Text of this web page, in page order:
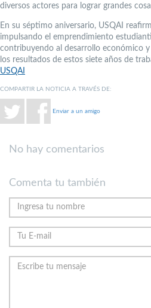
diversos actores para lograr grandes
En su séptimo aniversario, USQAI
impulsando el emprendimiento
contribuyendo al desarrollo económico
los resultados de estos siete años de
USQAI
COMPARTIR LA NOTICIA A TRAVÉS DE:
Enviar a un amigo
No hay comentarios
Comenta tu también